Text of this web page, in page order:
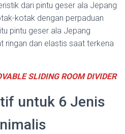
dari pintu geser ala Jepang
kotak dengan perpaduan
pintu geser ala Jepang
ringan dan elastis saat terkena
BLE SLIDING ROOM DIVIDER
untuk 6 Jenis